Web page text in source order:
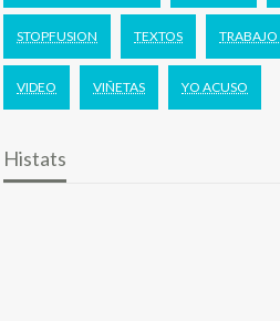
STOPFUSION TEXTOS TRABAJO
VIDEO VIÑETAS YO ACUSO
Histats